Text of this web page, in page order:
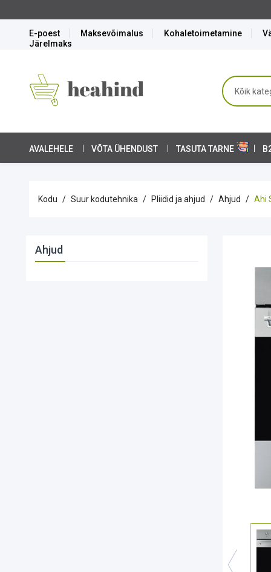
Soodushinnaga
E-poest Maksevõimalus Kohaletoimetamine
Järelmaks
AVALEHELE VÕTA ÜHENDUST TASUTA TARNE
Kodu Suur kodutehnika Pliidid ja ahjud Ahjud Ahi
Ahjud